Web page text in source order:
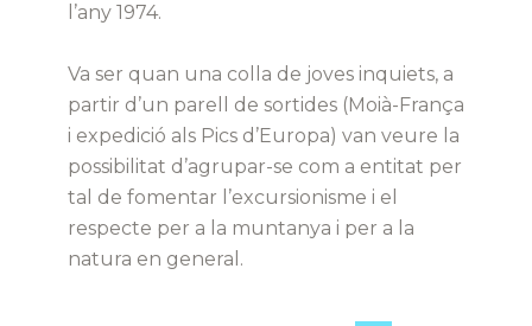
l’any 1974.
Va ser quan una colla de joves inquiets, a
partir d’un parell de sortides (Moià-França
i expedició als Pics d’Europa) van veure la
possibilitat d’agrupar-se com a entitat per
tal de fomentar l’excursionisme i el
respecte per a la muntanya i per a la
natura en general.